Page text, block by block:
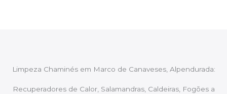
Limpeza Chaminés em Marco de Canaveses, Alpendurada:
Recuperadores de Calor, Salamandras, Caldeiras, Fogões a